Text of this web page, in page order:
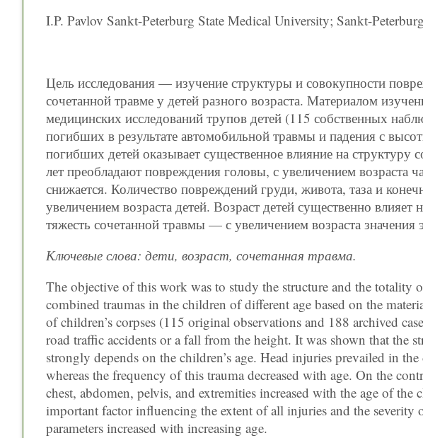
I.P. Pavlov Sankt-Peterburg State Medical University; Sankt-
Цель исследования — изучение структуры и совокупности
сочетанной травме у детей разного возраста. Материалом
медицинских исследований трупов детей (115 собственных
погибших в результате автомобильной травмы и падения с
погибших детей оказывает существенное влияние на структуру
лет преобладают повреждения головы, с увеличением возраста
снижается. Количество повреждений груди, живота, таза и
увеличением возраста детей. Возраст детей существенно
тяжесть сочетанной травмы — с увеличением возраста значения
Ключевые слова: дети, возраст, сочетанная травма.
The objective of this work was to study the structure and the totality
combined traumas in the children of different age based on the
of children’s corpses (115 original observations and 188 archived
road traffic accidents or a fall from the height. It was shown that the
strongly depends on the children’s age. Head injuries prevailed in
whereas the frequency of this trauma decreased with age. On the
chest, abdomen, pelvis, and extremities increased with the age of the
important factor influencing the extent of all injuries and the severity
parameters increased with increasing age.